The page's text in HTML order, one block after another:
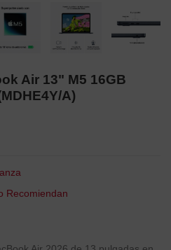
Air 13" M5 16GB
A)
Recomiendan